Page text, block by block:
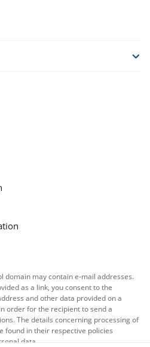
domain may contain e-mail addresses.
as a link, you consent to the
and other data provided on a
order for the recipient to send a
The details concerning processing of
found in their respective policies
data.